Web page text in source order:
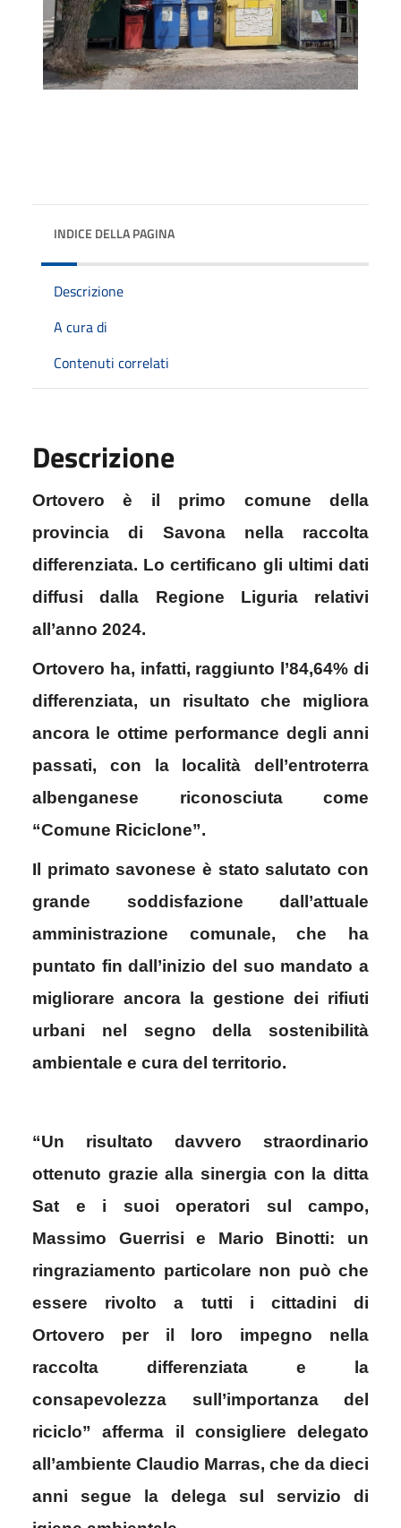
INDICE DELLA PAGINA
Descrizione
A cura di
Contenuti correlati
Descrizione
Ortovero è il primo comune della
provincia di Savona nella raccolta
differenziata. Lo certificano gli ultimi dati
diffusi dalla Regione Liguria relativi
all’anno 2024.
Ortovero ha, infatti, raggiunto l’84,64% di
differenziata, un risultato che migliora
ancora le ottime performance degli anni
passati, con la località dell’entroterra
albenganese riconosciuta come
“Comune Riciclone”.
Il primato savonese è stato salutato con
grande soddisfazione dall’attuale
amministrazione comunale, che ha
puntato fin dall’inizio del suo mandato a
migliorare ancora la gestione dei rifiuti
urbani nel segno della sostenibilità
ambientale e cura del territorio.
“Un risultato davvero straordinario
ottenuto grazie alla sinergia con la ditta
Sat e i suoi operatori sul campo,
Massimo Guerrisi e Mario Binotti: un
ringraziamento particolare non può che
essere rivolto a tutti i cittadini di
Ortovero per il loro impegno nella
raccolta differenziata e la
consapevolezza sull’importanza del
riciclo” afferma il consigliere delegato
all’ambiente Claudio Marras, che da dieci
anni segue la delega sul servizio di